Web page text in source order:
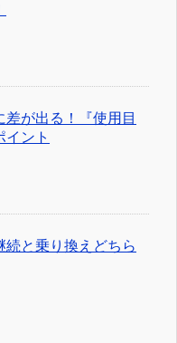
差が出る！『使用目
イント
続と乗り換えどちら